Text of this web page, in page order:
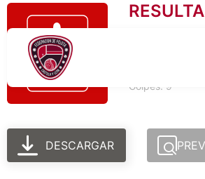
Golpes: 9
DESCARGAR